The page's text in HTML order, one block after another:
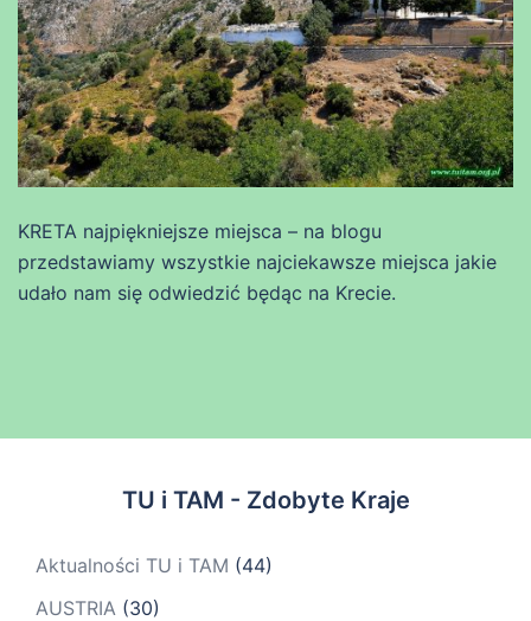
KRETA najpiękniejsze miejsca – na blogu
przedstawiamy wszystkie najciekawsze miejsca jakie
udało nam się odwiedzić będąc na Krecie.
TU i TAM - Zdobyte Kraje
Aktualności TU i TAM (44)
AUSTRIA (30)